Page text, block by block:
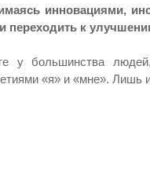
инновациями,
переходить к
у большинства
«я» и «мне». Лишь